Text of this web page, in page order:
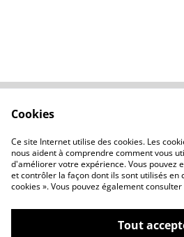
Politique de
confidentialité
À
Cookies
Ce site Internet utilise des cookies. Les
nous aident à comprendre comment vous
d'améliorer votre expérience. Vous pouvez
et contrôler la façon dont ils sont utilisés en
cookies ». Vous pouvez également
Tout